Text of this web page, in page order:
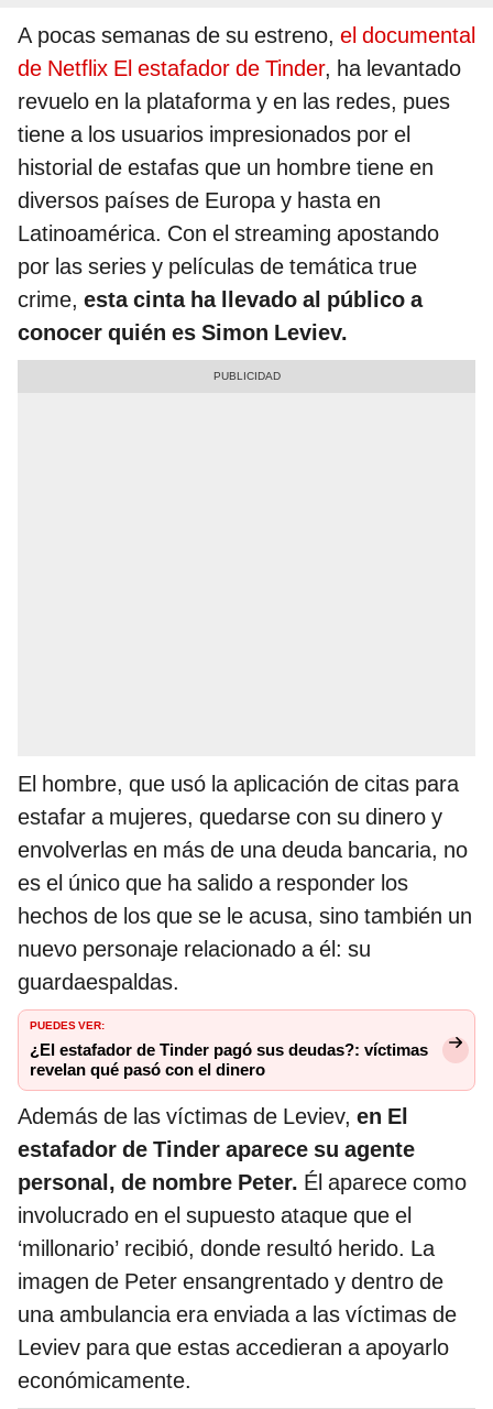
A pocas semanas de su estreno, el documental
de Netflix El estafador de Tinder, ha levantado
revuelo en la plataforma y en las redes, pues
tiene a los usuarios impresionados por el
historial de estafas que un hombre tiene en
diversos países de Europa y hasta en
Latinoamérica. Con el streaming apostando
por las series y películas de temática true
crime, esta cinta ha llevado al público a
conocer quién es Simon Leviev.
El hombre, que usó la aplicación de citas para
estafar a mujeres, quedarse con su dinero y
envolverlas en más de una deuda bancaria, no
es el único que ha salido a responder los
hechos de los que se le acusa, sino también un
nuevo personaje relacionado a él: su
guardaespaldas.
PUEDES VER:
¿El estafador de Tinder pagó sus deudas?: víctimas
revelan qué pasó con el dinero
Además de las víctimas de Leviev, en El
estafador de Tinder aparece su agente
personal, de nombre Peter. Él aparece como
involucrado en el supuesto ataque que el
‘millonario’ recibió, donde resultó herido. La
imagen de Peter ensangrentado y dentro de
una ambulancia era enviada a las víctimas de
Leviev para que estas accedieran a apoyarlo
económicamente.